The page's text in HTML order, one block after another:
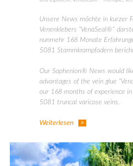
Unsere News möchte in kurzer
Venenklebers “VenaSeal®”
nunmehr 168 Monate
5081 Stammkrampfadern
Our Saphenion® News would
advantages of the vein glue
our 168 months of experience
5081 truncal varicose veins.
Weiterlesen